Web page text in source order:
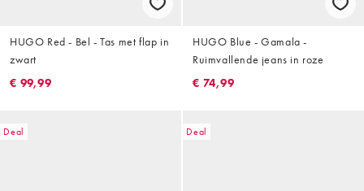
HUGO Red - Bel - Tas met flap in
zwart
€ 99,99
HUGO Blue - Gamala -
Ruimvallende jeans in roze
€ 74,99
Deal Deal